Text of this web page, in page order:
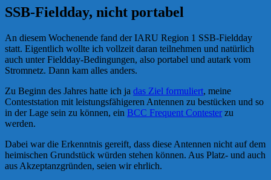
SSB-Fieldday, nicht portabel
An diesem Wochenende fand der IARU Region 1 SSB-Fieldday
statt. Eigentlich wollte ich vollzeit daran teilnehmen und natürlich
auch unter Fieldday-Bedingungen, also portabel und autark vom
Stromnetz. Dann kam alles anders.
Zu Beginn des Jahres hatte ich ja das Ziel formuliert, meine
Conteststation mit leistungsfähigeren Antennen zu bestücken und so
in der Lage sein zu können, ein BCC Frequent Contester zu
werden.
Dabei war die Erkenntnis gereift, dass diese Antennen nicht auf dem
heimischen Grundstück würden stehen können. Aus Platz- und auch
aus Akzeptanzgründen, seien wir ehrlich.